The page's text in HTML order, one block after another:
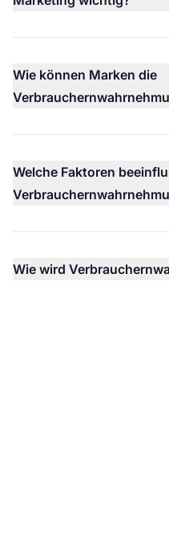
Wie können Marken die
Welche Faktoren
Wie wird